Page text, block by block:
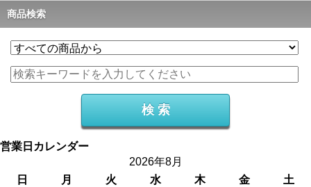
商品検索
営業日カレンダー
2026年8月
日
月 火 水 木 金
土